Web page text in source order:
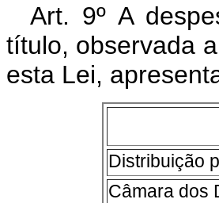
Art. 9º A
título, observada
esta Lei,
Distribuição
Câmara dos